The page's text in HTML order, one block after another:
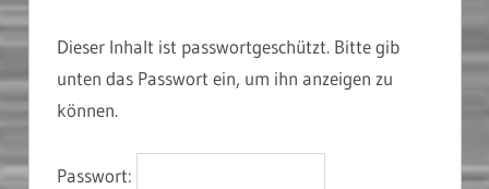
Dieser Inhalt ist passwortgeschützt. Bitte gib
unten das Passwort ein, um ihn anzeigen zu
können.
Passwort: